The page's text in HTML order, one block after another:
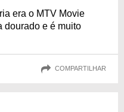
era o MTV Movie
dourado e é muito
COMPARTILHAR